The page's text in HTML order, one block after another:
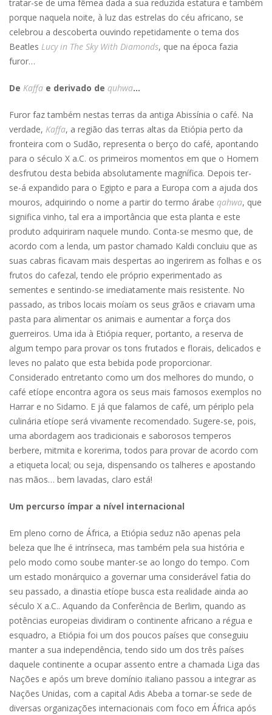
tratar-se de uma fêmea dada a sua reduzida estatura e também
porque naquela noite, à luz das estrelas do céu africano, se
celebrou a descoberta ouvindo repetidamente o tema dos
Beatles Lucy in The Sky With Diamonds, que na época fazia
furor…
De Kaffa e derivado de quhwa…
Furor faz também nestas terras da antiga Abissínia o café. Na
verdade, Kaffa, a região das terras altas da Etiópia perto da
fronteira com o Sudão, representa o berço do café, apontando
para o século X a.C. os primeiros momentos em que o Homem
desfrutou desta bebida absolutamente magnífica. Depois ter-
se-á expandido para o Egipto e para a Europa com a ajuda dos
mouros, adquirindo o nome a partir do termo árabe qahwa, que
significa vinho, tal era a importância que esta planta e este
produto adquiriram naquele mundo. Conta-se mesmo que, de
acordo com a lenda, um pastor chamado Kaldi concluiu que as
suas cabras ficavam mais despertas ao ingerirem as folhas e os
frutos do cafezal, tendo ele próprio experimentado as
sementes e sentindo-se imediatamente mais resistente. No
passado, as tribos locais moíam os seus grãos e criavam uma
pasta para alimentar os animais e aumentar a força dos
guerreiros. Uma ida à Etiópia requer, portanto, a reserva de
algum tempo para provar os tons frutados e florais, delicados e
leves no palato que esta bebida pode proporcionar.
Considerado entretanto como um dos melhores do mundo, o
café etíope encontra agora os seus mais famosos exemplos no
Harrar e no Sidamo. E já que falamos de café, um périplo pela
culinária etíope será vivamente recomendado. Sugere-se, pois,
uma abordagem aos tradicionais e saborosos temperos
berbere, mitmita e korerima, todos para provar de acordo com
a etiqueta local; ou seja, dispensando os talheres e apostando
nas mãos… bem lavadas, claro está!
Um percurso ímpar a nível internacional
Em pleno corno de África, a Etiópia seduz não apenas pela
beleza que lhe é intrínseca, mas também pela sua história e
pelo modo como soube manter-se ao longo do tempo. Com
um estado monárquico a governar uma considerável fatia do
seu passado, a dinastia etíope busca esta realidade ainda ao
século X a.C.. Aquando da Conferência de Berlim, quando as
potências europeias dividiram o continente africano a régua e
esquadro, a Etiópia foi um dos poucos países que conseguiu
manter a sua independência, tendo sido um dos três países
daquele continente a ocupar assento entre a chamada Liga das
Nações e após um breve domínio italiano passou a integrar as
Nações Unidas, com a capital Adis Abeba a tornar-se sede de
diversas organizações internacionais com foco em África após